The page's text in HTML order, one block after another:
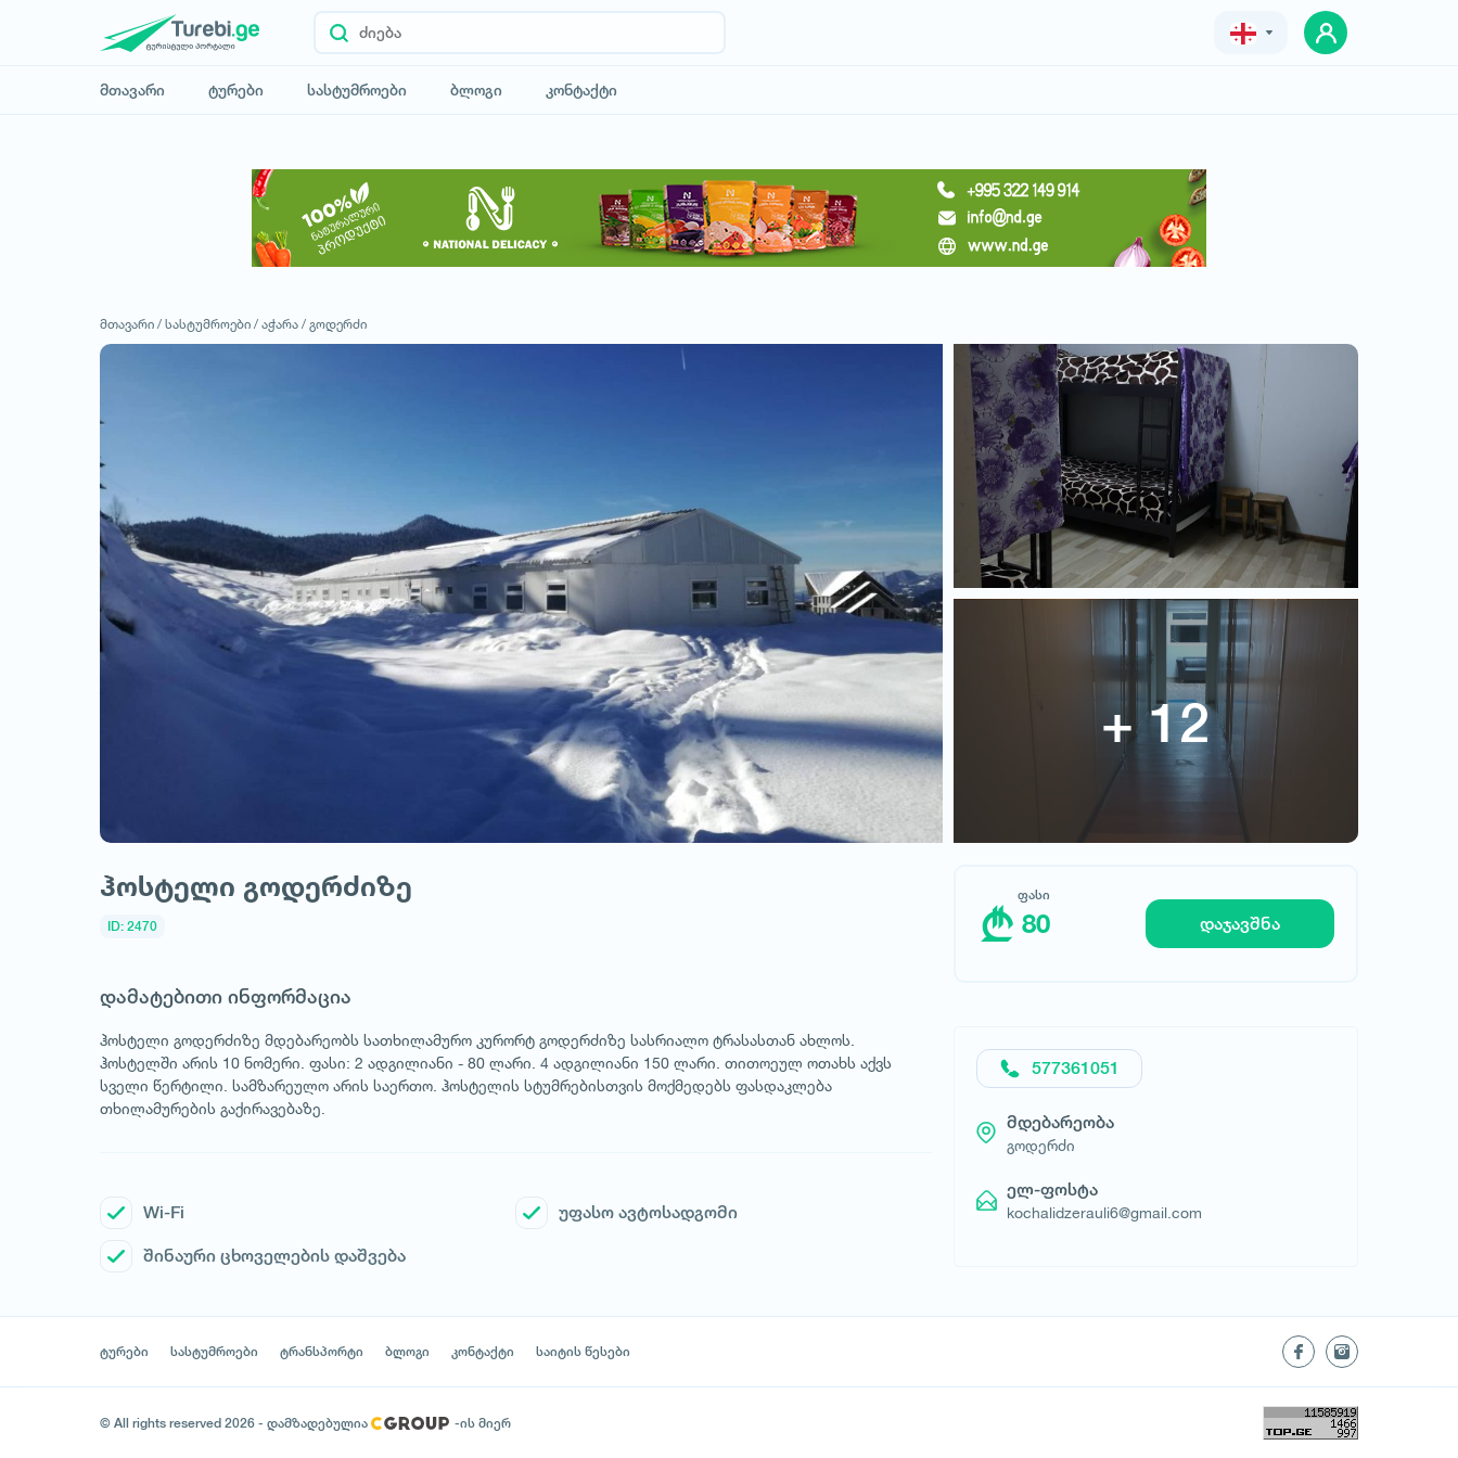
მთავარი ტურები სასტუმროები ბლოგი კონტაქტი
მოითხოვე სასტუმრო
ჰოსტელი გოდერძიზე
ფასი
80
მოითხოვე სასტუმრო
მთავარი / სასტუმროები / აჭარა / გოდერძი
ჰოსტელი გოდერძიზე
ID: 2470
დამატებითი ინფორმაცია
ჰოსტელი გოდერძიზე მდებარეობს სათხილამურო კურორტ გოდერძიზე სასრიალო ტრასასთან ახლოს.
ჰოსტელში არის 10 ნომერი. ფასი: 2 ადგილიანი - 80 ლარი. 4 ადგილიანი 150 ლარი. თითოეულ ოთახს აქვს
სველი წერტილი. სამზარეულო არის საერთო. ჰოსტელის სტუმრებისთვის მოქმედებს ფასდაკლება
თხილამურების გაქირავებაზე.
Wi-Fi უფასო ავტოსადგომი
შინაური ცხოველების დაშვება
ფასი
80 დაჯავშნა
577361051
მდებარეობა
გოდერძი
ელ-ფოსტა
kochalidzerauli6@gmail.com
ტურები სასტუმროები ტრანსპორტი ბლოგი კონტაქტი საიტის წესები
© All rights reserved 2026 - დამზადებულია -ის მიერ